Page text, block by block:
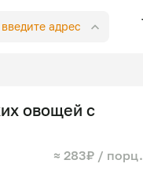
введите адрес
овощей с
≈ 283₽ / порц.